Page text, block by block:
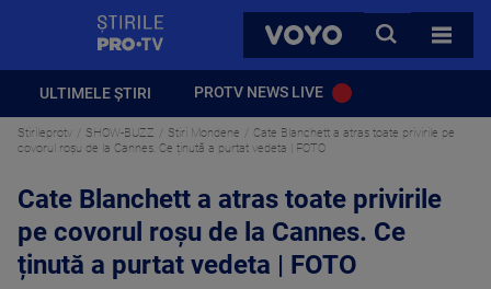
VOYO
CAUTA
TOATE
ULTIMELE ȘTIRI PROTV NEWS LIVE
Stirileprotv SHOW-BUZZ Stiri Mondene
Cate Blanchett a atras toate privirile pe
covorul roșu de la Cannes. Ce ținută a purtat vedeta | FOTO
Cate Blanchett a atras toate privirile
pe covorul roșu de la Cannes. Ce
ținută a purtat vedeta | FOTO